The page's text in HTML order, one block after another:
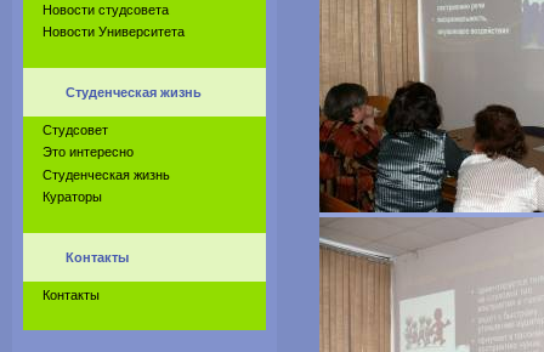
Новости студсовета
Новости Университета
Студенческая жизнь
Студсовет
Это интересно
Студенческая жизнь
Кураторы
Контакты
Контакты